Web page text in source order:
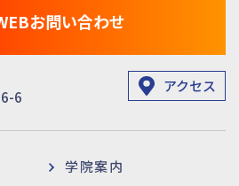
お問い合わせ
6
アクセス
学院案内